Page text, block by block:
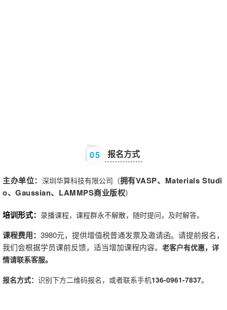
05 报名方式
主办单位： 深圳华算科技有限公司（拥有VASP、Materials Studi
o、Gaussian、LAMMPS商业版权）
培训形式： 录播课程，课程群永不解散，随时提问，及时解答。
课程费用： 3980元，提供增值税普通发票及邀请函。请提前报名，
我们会根据学员课前反馈，适当增加课程内容。 老客户有优惠，详
情请联系客服。
报名方式： 识别下方二维码报名，或者联系手机136-0961-7837。